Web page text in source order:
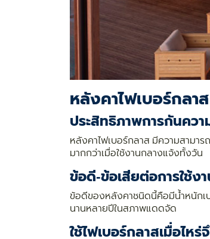
หลังคาไฟเบอร์กลา
ประสิทธิภาพการกันคว
หลังคาไฟเบอร์กลาส มีความสามา
มากกว่าเมื่อใช้งานกลางแจ้งทั้งวัน
ข้อดี-ข้อเสียต่อการใช้งา
ข้อดีของหลังคาชนิดนี้คือมีน้ำหนักเบ
นานหลายปีในสภาพแดดจัด
ใช้ไฟเบอร์กลาสเมื่อไหร่